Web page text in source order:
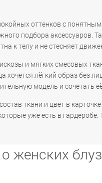
оттенков с
подбора аксессуаров.
к телу и не стесняет
и мягких смесовых
лёгкий образ без
модель и сочетать
ткани и цвет в
уже есть в
о женских